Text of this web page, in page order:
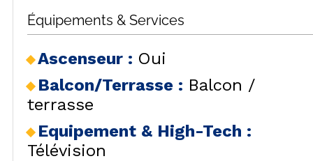
FAQ
Équipements & Services
Ascenseur : Oui
Balcon/Terrasse : Balcon /
terrasse
Equipement & High-Tech :
Télévision